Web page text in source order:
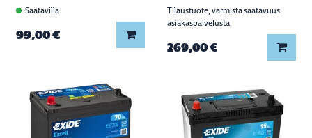
Saatavilla
99,00 € Lisää koriin
Tilaustuote, varmista saatavuus
asiakaspalvelusta
269,00 €